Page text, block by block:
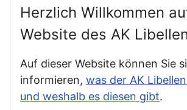
Herzlich Willkommen
Website des AK
Auf dieser Website können Sie
informieren, was der AK
und weshalb es diesen gibt.